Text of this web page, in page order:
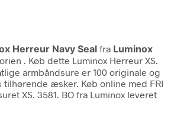
Herreur Navy Seal fra Luminox
. Køb dette Luminox Herreur XS.
armbåndsure er 100 originale og
æsker. Køb online med FRI
XS. 3581. BO fra Luminox leveret